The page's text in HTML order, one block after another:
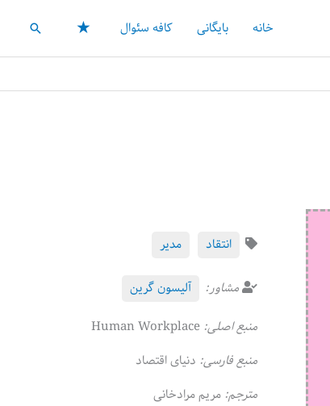
خانه بایگانی کافه سئوال ★ جستجو
انتقاد مدیر
مشاور:
آلیسون گرین
منبع اصلی:Human Workplace
منبع فارسی: دنیای اقتصاد
مترجم:مریم مرادخانی